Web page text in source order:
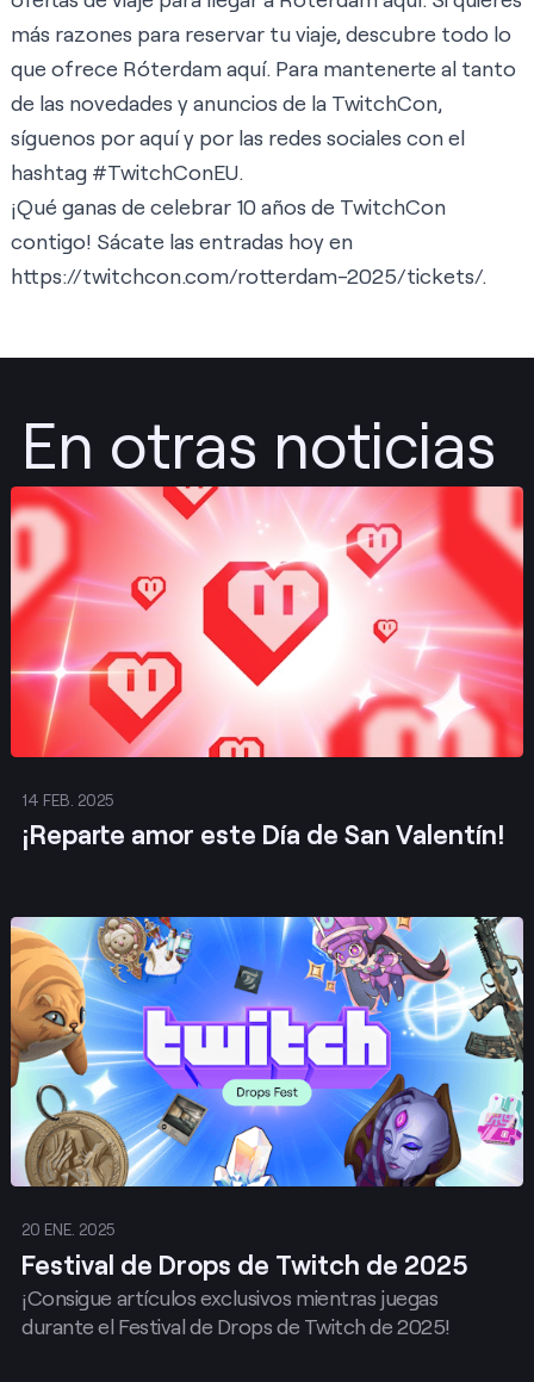
más razones para reservar tu viaje, descubre todo lo
que ofrece Róterdamaquí. Para mantenerte al tanto
de las novedades y anuncios de la TwitchCon,
síguenos poraquíy por las redes sociales con el
hashtag #TwitchConEU.
¡Qué ganas de celebrar 10 años de TwitchCon
contigo! Sácate las entradas hoy en
https://twitchcon.com/rotterdam-2025/tickets/.
En otras noticias
14 FEB. 2025
¡Reparte amor este Día de San Valentín!
Publicar
20 ENE. 2025
Festival de Drops de Twitch de 2025
¡Consigue artículos exclusivos mientras juegas
durante el Festival de Drops de Twitch de 2025!
Publicar